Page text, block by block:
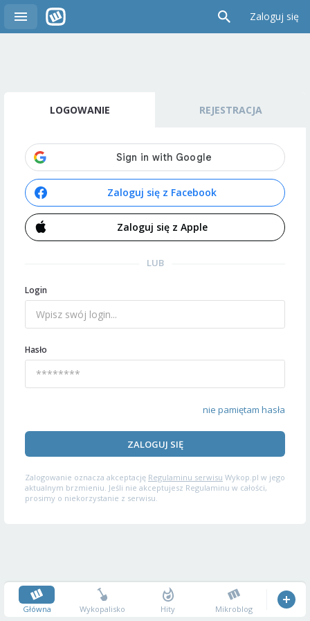
Zaloguj się
LOGOWANIE REJESTRACJA
Zaloguj się z Facebook
Zaloguj się z Apple
LUB
Login
Hasło
nie pamiętam hasła
ZALOGUJ SIĘ
Zalogowanie oznacza akceptację Regulaminu serwisu Wykop.pl w jego
aktualnym brzmieniu. Jeśli nie akceptujesz Regulaminu w całości,
prosimy o niekorzystanie z serwisu.
Główna Wykopalisko Hity Mikroblog